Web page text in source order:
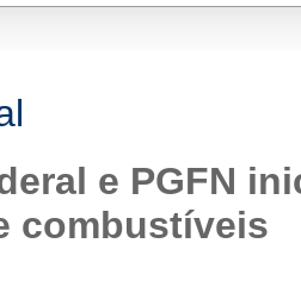
e PGFN
combustíveis